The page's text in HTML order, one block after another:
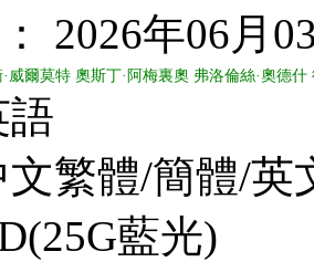
2026年06月
·威爾莫特 奧斯丁·阿梅裏奧 弗洛倫絲·奧德什
語
繁體/簡體/英
藍光)